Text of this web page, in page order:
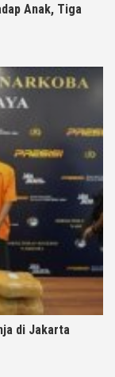
Anak, Tiga
di Jakarta